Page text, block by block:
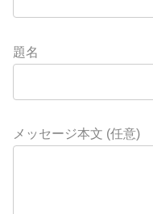
題名
メッセージ本文 (任意)